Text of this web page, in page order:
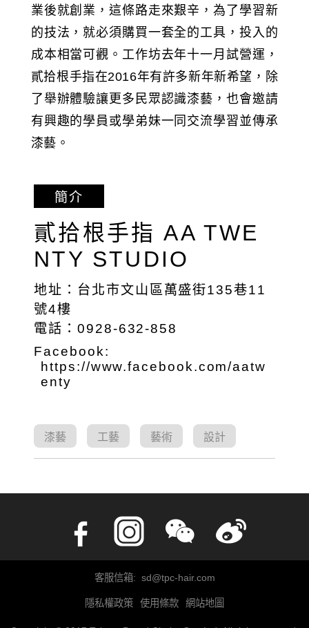
業後就創業，這條路走來艱辛，為了學習新
的技法，就必須購買一套全的工具，投入的
成本相當可觀。工作坊去年十一月試營運，
貳拾根手指在2016年有許多新年新希望，除
了舉辦體驗讓更多民眾認識漆藝，也會邀請
有興趣的學員或學弟妹一同交流學習並傳承
漆藝。
簡介
貳拾根手指 AA TWE
NTY STUDIO
地址：台北市文山區萬盛街135巷11
號4樓
電話：0928-632-858
Facebook:
https://www.facebook.com/aatw
enty
漆藝 工藝 藝術 設計
客服信箱: sd@tpc-hair.com
隱私權政策 使用條款 網站地圖